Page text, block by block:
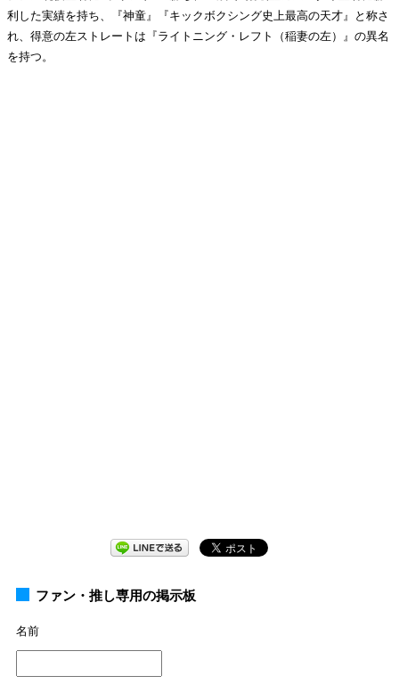
利した実績を持ち、『神童』『キックボクシング史上最高の天才』と称さ
れ、得意の左ストレートは『ライトニング・レフト（稲妻の左）』の異名
を持つ。
ファン・推し専用の掲示板
名前